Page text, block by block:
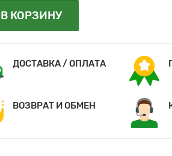
В КОРЗИНУ
ДОСТАВКА / ОПЛАТА
ВОЗВРАТ И ОБМЕН